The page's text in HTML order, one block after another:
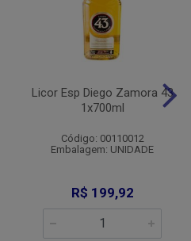
Licor Esp Diego Zamora 43
1x700ml
Código: 00110012
Embalagem: UNIDADE
R$ 199,92